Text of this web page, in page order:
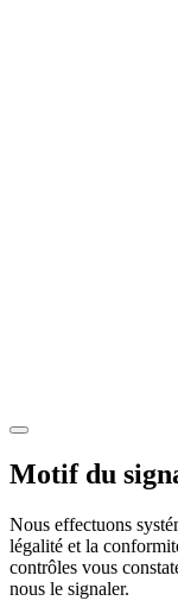
Motif du
Nous effectuons
légalité et la
contrôles vous
nous le signaler.